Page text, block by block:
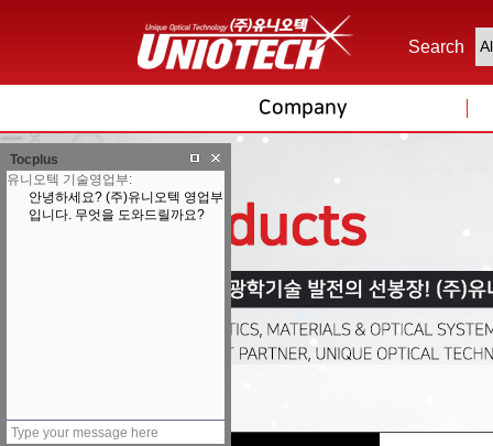
Search
Company
Tocplus